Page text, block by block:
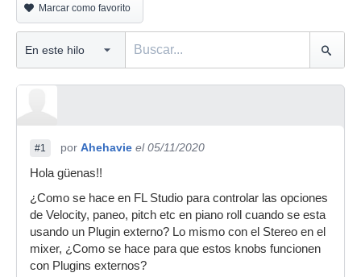
Marcar como favorito
#1 por Ahehavie el 05/11/2020
Hola güenas!!
¿Como se hace en FL Studio para controlar las opciones
de Velocity, paneo, pitch etc en piano roll cuando se esta
usando un Plugin externo? Lo mismo con el Stereo en el
mixer, ¿Como se hace para que estos knobs funcionen
con Plugins externos?